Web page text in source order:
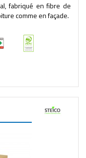
fabriqué en fibre de
comme en façade.